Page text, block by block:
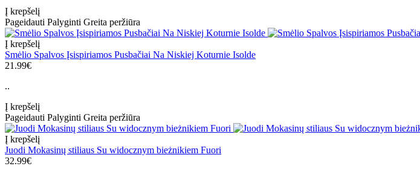
Į krepšelį
Pageidauti Palyginti Greita peržiūra
Į krepšelį
Smėlio Spalvos Įsispiriamos Pusbačiai Na Niskiej Koturnie Isolde
21.99€
..
Į krepšelį
Pageidauti Palyginti Greita peržiūra
Į krepšelį
Juodi Mokasinų stiliaus Su widocznym bieżnikiem Fuori
32.99€